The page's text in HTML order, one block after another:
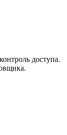
доступа.